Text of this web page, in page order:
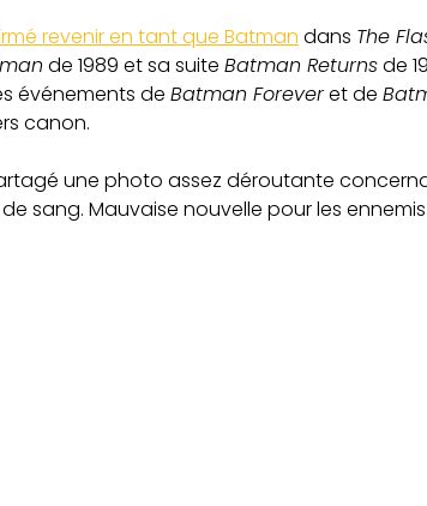
revenir en tant que Batman dans The
de 1989 et sa suite Batman Returnsde
événements de Batman Foreveret de
canon.
une photo assez déroutante
sang. Mauvaise nouvelle pour les